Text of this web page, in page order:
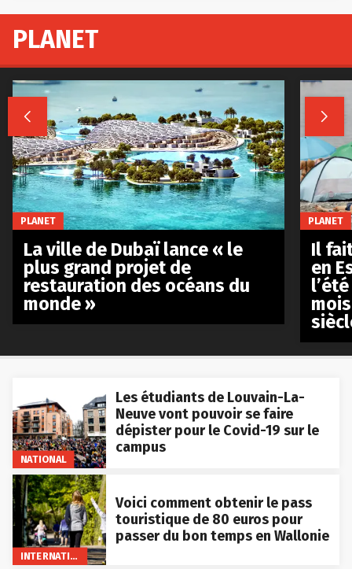
NATIONAL
Les étudiants de Louvain-La-
Neuve vont pouvoir se faire
dépister pour le Covid-19 sur le
campus
INTERNATIONAL
Voici comment obtenir le pass
touristique de 80 euros pour
passer du bon temps en Wallonie
PLANET
 
PLANET
La ville de Dubaï lance « le
plus grand projet de
restauration des océans du
monde »
PLANET
Il
en